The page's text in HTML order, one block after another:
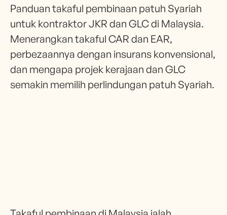
Panduan takaful pembinaan patuh Syariah
untuk kontraktor JKR dan GLC di Malaysia.
Menerangkan takaful CAR dan EAR,
perbezaannya dengan insurans konvensional,
dan mengapa projek kerajaan dan GLC
semakin memilih perlindungan patuh Syariah.